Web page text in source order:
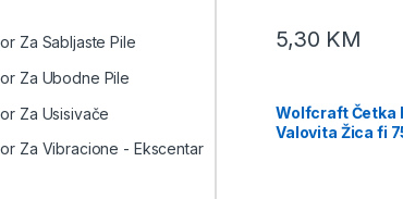
5,30 KM
Wolfcraft Četka
Valovita Žica fi
Za Sabljaste Pile
Za Ubodne Pile
Za Usisivače
Za Vibracione - Ekscentar